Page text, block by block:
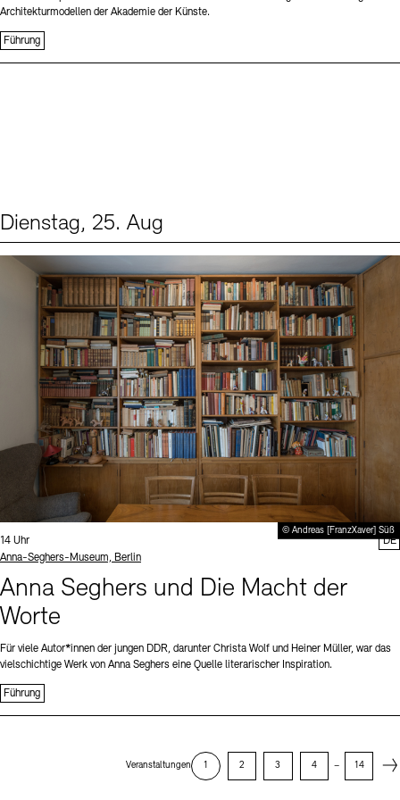
Architekturmodellen der Akademie der Künste.
Führung
Dienstag, 25. Aug
© Andreas [FranzXaver] Süß
Uhrzeit:
14 Uhr
Standort
Anna-Seghers-Museum, Berlin
Anna Seghers und Die Macht der
Worte
Für viele Autor*innen der jungen DDR, darunter Christa Wolf und Heiner Müller, war das
vielschichtige Werk von Anna Seghers eine Quelle literarischer Inspiration.
Führung
DE
Veranstaltungen 1 2 3 4 – 14